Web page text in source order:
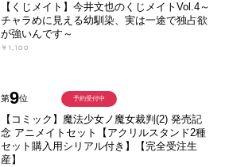
【くじメイト】今井文也のくじメイトVol.4～
チャラめに見える幼馴染、実は一途で独占欲
が強いんです～
￥1,100
第9位
【コミック】魔法少女ノ魔女裁判(2) 発売記
念 アニメイトセット【アクリルスタンド2種
セット購入用シリアル付き】【完全受注生
産】
予約受付中